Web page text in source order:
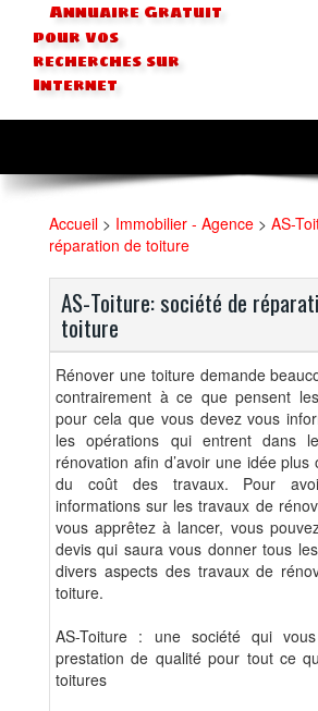
Annuaire Gratuit
pour vos
recherches sur
Internet
Accueil > Immobilier - Agence > AS-
réparation de toiture
AS-Toiture: société de
toiture
Rénover une toiture demande
contrairement à ce que pensent
pour cela que vous devez vous
les opérations qui entrent dans
rénovation afin d’avoir une idée
du coût des travaux. Pour
informations sur les travaux de
vous apprêtez à lancer, vous
devis qui saura vous donner tous
divers aspects des travaux de
toiture.
AS-Toiture : une société qui
prestation de qualité pour tout ce
toitures